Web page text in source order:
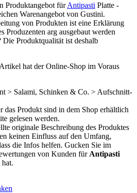
Produktangebot fürAntipasti Platte -
Warenangebot von Gustini.
von Produkten ist eine Erklärung
Produzenten arg ausgebaut werden
Produktqualität ist deshalb
hat der Online-Shop im Voraus
> Salami, Schinken & Co. > Aufschnitt-
das Produkt sind in dem Shop erhältlich
gelesen werden.
originale Beschreibung des Produktes
keinen Einfluss auf den Umfang,
die Infos helfen. Gucken Sie im
von Kunden für Antipasti